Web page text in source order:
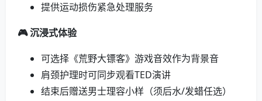
提供运动损伤紧急处理服务
🎮 沉浸式体验
可选择《荒野大镖客》游戏音效作为背景音
肩颈护理时可同步观看TED演讲
结束后赠送男士理容小样（须后水/发蜡任选）